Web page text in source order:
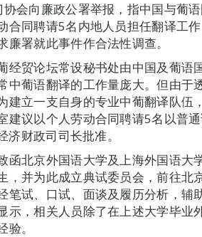
会向廉政公署举报，指中国与葡
合同聘请5名内地人员担任翻译工
廉署就此事件作合法性调查。
经贸论坛常设秘书处由中国及葡语
中葡语翻译的工作量庞大。但由于
建立一支自身的专业中葡翻译队伍
建议以个人劳动合同聘请5名以普
财政司司长批准。
函北京外国语大学及上海外国语大
，并为此成立典试委员会，前往北
笔试、口试、面谈及履历分析，辅
示，相关人员除了在上述大学毕业
。